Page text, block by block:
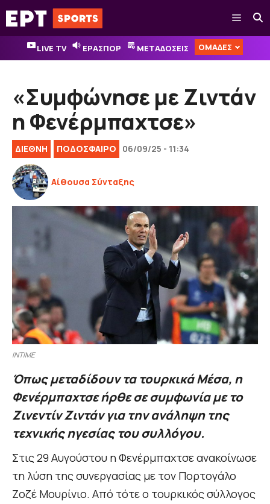
Μετάβαση
σε
περιεχόμενο
Μενού
LIVE TV ΕΡΑΣΠΟΡ ΜΕΤΑΔΟΣΕΙΣ ΟΜΑΔΕΣ
«Συμφώνησε με Ζιντάν
η Φενέρμπαχτσε»
ΔΙΕΘΝΉ ΠΟΔΟΣΦΑΙΡΟ 06/09/25 - 11:34
Αίθουσα Σύνταξης
INTIME
Όπως μεταδίδουν τα τουρκικά Μέσα, η
Φενέρμπαχτσε ήρθε σε συμφωνία με το
Ζινεντίν Ζιντάν για την ανάληψη της
τεχνικής ηγεσίας του συλλόγου.
Στις 29 Αυγούστου η Φενέρμπαχτσε ανακοίνωσε
τη λύση της συνεργασίας με τον Πορτογάλο
Ζοζέ Μουρίνιο. Από τότε ο τουρκικός σύλλογος